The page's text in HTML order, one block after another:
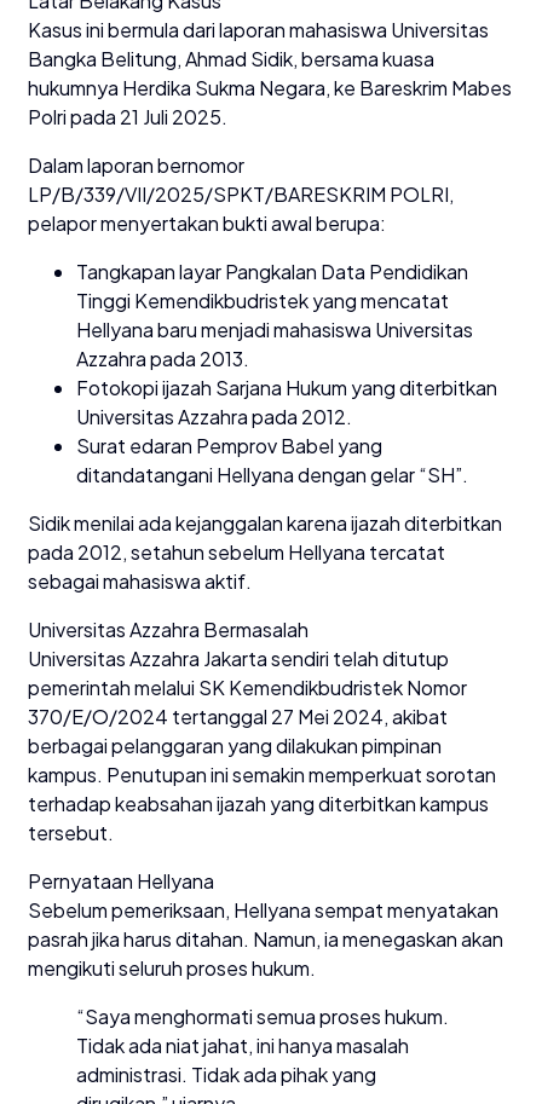
Kasus ini bermula dari laporan mahasiswa Universitas
Bangka Belitung, Ahmad Sidik, bersama kuasa
hukumnya Herdika Sukma Negara, ke Bareskrim Mabes
Polri pada 21 Juli 2025.
Dalam laporan bernomor
LP/B/339/VII/2025/SPKT/BARESKRIM POLRI,
pelapor menyertakan bukti awal berupa:
Tangkapan layar Pangkalan Data Pendidikan
Tinggi Kemendikbudristek yang mencatat
Hellyana baru menjadi mahasiswa Universitas
Azzahra pada 2013.
Fotokopi ijazah Sarjana Hukum yang diterbitkan
Universitas Azzahra pada 2012.
Surat edaran Pemprov Babel yang
ditandatangani Hellyana dengan gelar “SH”.
Sidik menilai ada kejanggalan karena ijazah diterbitkan
pada 2012, setahun sebelum Hellyana tercatat
sebagai mahasiswa aktif.
Universitas Azzahra Bermasalah
Universitas Azzahra Jakarta sendiri telah ditutup
pemerintah melalui SK Kemendikbudristek Nomor
370/E/O/2024 tertanggal 27 Mei 2024, akibat
berbagai pelanggaran yang dilakukan pimpinan
kampus. Penutupan ini semakin memperkuat sorotan
terhadap keabsahan ijazah yang diterbitkan kampus
tersebut.
Pernyataan Hellyana
Sebelum pemeriksaan, Hellyana sempat menyatakan
pasrah jika harus ditahan. Namun, ia menegaskan akan
mengikuti seluruh proses hukum.
“Saya menghormati semua proses hukum.
Tidak ada niat jahat, ini hanya masalah
administrasi. Tidak ada pihak yang